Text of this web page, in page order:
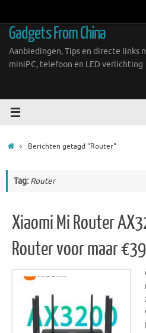
inhoud
Gadgets From China
Aanbiedingen, Tips en directe links
miniPC, telefoon en LED verlichting
HomeBerichten getagd "Router"
Tag: Router
Xiaomi Mi Router
Router voor maar €39